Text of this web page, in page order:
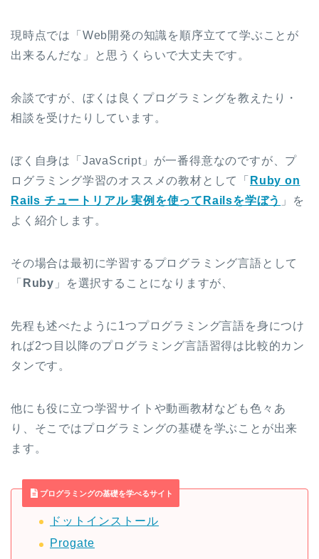
現時点では「Web開発の知識を順序立てて学ぶことが
出来るんだな」と思うくらいで大丈夫です。
余談ですが、ぼくは良くプログラミングを教えたり・
相談を受けたりしています。
ぼく自身は「JavaScript」が一番得意なのですが、プ
ログラミング学習のオススメの教材として「 Ruby on
Rails チュートリアル 実例を使ってRailsを学ぼう 」を
よく紹介します。
その場合は最初に学習するプログラミング言語として
「 Ruby 」を選択することになりますが、
先程も述べたように1つプログラミング言語を身につけ
れば2つ目以降のプログラミング言語習得は比較的カン
タンです。
他にも役に立つ学習サイトや動画教材なども色々あ
り、そこではプログラミングの基礎を学ぶことが出来
ます。
プログラミングの基礎を学べるサイト
ドットインストール
Progate